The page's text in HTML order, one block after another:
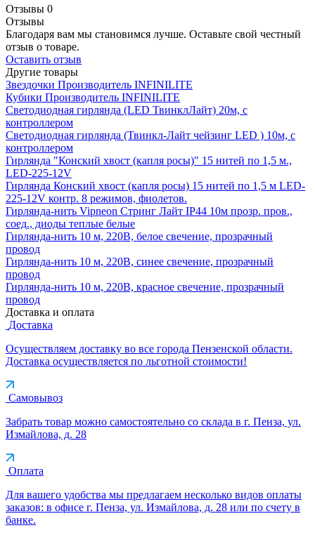
Отзывы 0
Отзывы
Благодаря вам мы становимся лучше. Оставьте свой честный
отзыв о товаре.
Оставить отзыв
Другие товары
Звездочки Производитель INFINILITE
Кубики Производитель INFINILITE
Светодиодная гирлянда (LED ТвинклЛайт) 20м, с
контроллером
Светодиодная гирлянда (Твинкл-Лайт чейзинг LED ) 10м, с
контроллером
Гирлянда "Конский хвост (капля росы)" 15 нитей по 1,5 м.,
LED-225-12V
Гирлянда Конский хвост (капля росы) 15 нитей по 1,5 м LED-
225-12V контр. 8 режимов, фиолетов.
Гирлянда-нить Vipneon Стринг Лайт IP44 10м прозр. пров.,
соед., диоды теплые белые
Гирлянда-нить 10 м, 220В, белое свечение, прозрачный
провод
Гирлянда-нить 10 м, 220В, синее свечение, прозрачный
провод
Гирлянда-нить 10 м, 220В, красное свечение, прозрачный
провод
Доставка и оплата
Доставка
Осуществляем доставку во все города Пензенской области.
Доставка осуществляется по льготной стоимости!
Самовывоз
Забрать товар можно самостоятельно со склада в г. Пенза, ул.
Измайлова, д. 28
Оплата
Для вашего удобства мы предлагаем несколько видов оплаты
заказов: в офисе г. Пенза, ул. Измайлова, д. 28 или по счету в
банке.